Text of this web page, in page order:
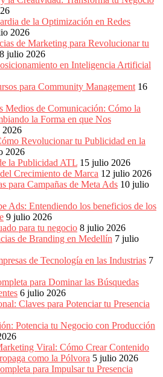
de la Optimización en Redes
2026
de Marketing para Revolucionar tu
julio 2026
en Inteligencia Artificial
para Community Management 16
Medios de Comunicación: Cómo la
la Forma en que Nos
2026
Revolucionar tu Publicidad en la
2026
la Publicidad ATL 15 julio 2026
Crecimiento de Marca 12 julio 2026
para Campañas de Meta Ads 10 julio
Ads: Entendiendo los beneficios de los
9 julio 2026
para tu negocio 8 julio 2026
de Branding en Medellín 7 julio
de Tecnología en las Industrias 7
para Dominar las Búsquedas
6 julio 2026
Claves para Potenciar tu Presencia
Potencia tu Negocio con Producción
Viral: Cómo Crear Contenido
como la Pólvora 5 julio 2026
para Impulsar tu Presencia